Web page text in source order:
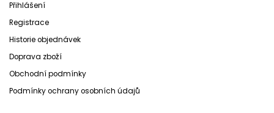
Přihlášení
Registrace
Historie objednávek
Doprava zboží
Obchodní podmínky
Podmínky ochrany osobních údajů